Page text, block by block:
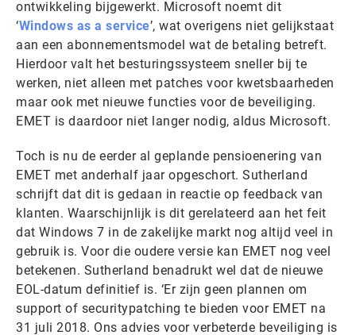
ontwikkeling bijgewerkt. Microsoft noemt dit
‘Windows as a service’, wat overigens niet gelijkstaat
aan een abonnementsmodel wat de betaling betreft.
Hierdoor valt het besturingssysteem sneller bij te
werken, niet alleen met patches voor kwetsbaarheden
maar ook met nieuwe functies voor de beveiliging.
EMET is daardoor niet langer nodig, aldus Microsoft.
Toch is nu de eerder al geplande pensioenering van
EMET met anderhalf jaar opgeschort. Sutherland
schrijft dat dit is gedaan in reactie op feedback van
klanten. Waarschijnlijk is dit gerelateerd aan het feit
dat Windows 7 in de zakelijke markt nog altijd veel in
gebruik is. Voor die oudere versie kan EMET nog veel
betekenen. Sutherland benadrukt wel dat de nieuwe
EOL-datum definitief is. ‘Er zijn geen plannen om
support of securitypatching te bieden voor EMET na
31 juli 2018. Ons advies voor verbeterde beveiliging is